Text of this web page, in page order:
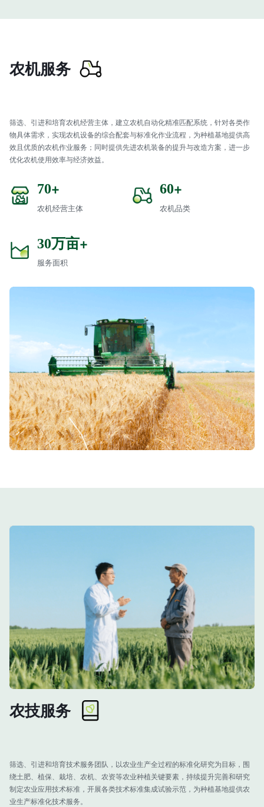
农机服务
筛选、引进和培育农机经营主体，建立农机自动化精准匹配系统，针对各类作
物具体需求，实现农机设备的综合配套与标准化作业流程，为种植基地提供高
效且优质的农机作业服务；同时提供先进农机装备的提升与改造方案，进一步
优化农机使用效率与经济效益。
70+
农机经营主体
60+
农机品类
30万亩+
服务面积
农技服务
筛选、引进和培育技术服务团队，以农业生产全过程的标准化研究为目标，围
绕土肥、植保、栽培、农机、农资等农业种植关键要素，持续提升完善和研究
制定农业应用技术标准，开展各类技术标准集成试验示范，为种植基地提供农
业生产标准化技术服务。